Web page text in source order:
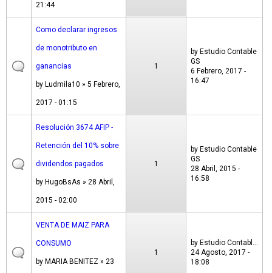
21:44
Como declarar ingresos
de monotributo en
ganancias
by Ludmila10 » 5 Febrero,
2017 - 01:15
1
by Estudio Contable
GS
6 Febrero, 2017 -
16:47
Resolución 3674 AFIP -
Retención del 10% sobre
dividendos pagados
by HugoBsAs » 28 Abril,
2015 - 02:00
1
by Estudio Contable
GS
28 Abril, 2015 -
16:58
VENTA DE MAIZ PARA
CONSUMO
by MARIA BENITEZ » 23
1
by Estudio Contabl...
24 Agosto, 2017 -
18:08